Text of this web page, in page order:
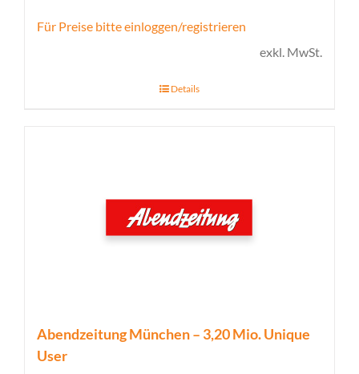
Für Preise bitte einloggen/registrieren
exkl. MwSt.
Details
Abendzeitung München – 3,20 Mio. Unique
User